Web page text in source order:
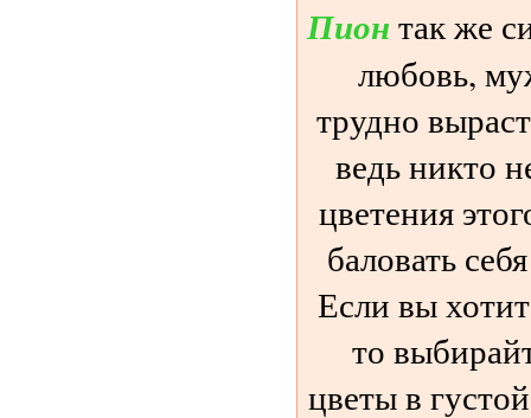
Пион так же
любовь,
трудно
ведь никто
цветения
баловать
Если вы
то
цветы в